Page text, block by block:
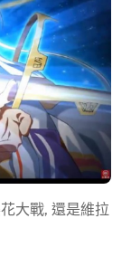
大戰, 還是維拉